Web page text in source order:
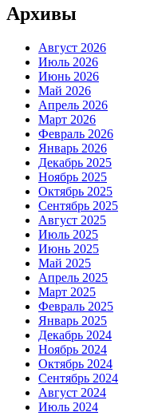
Архивы
Август 2026
Июль 2026
Июнь 2026
Май 2026
Апрель 2026
Март 2026
Февраль 2026
Январь 2026
Декабрь 2025
Ноябрь 2025
Октябрь 2025
Сентябрь 2025
Август 2025
Июль 2025
Июнь 2025
Май 2025
Апрель 2025
Март 2025
Февраль 2025
Январь 2025
Декабрь 2024
Ноябрь 2024
Октябрь 2024
Сентябрь 2024
Август 2024
Июль 2024